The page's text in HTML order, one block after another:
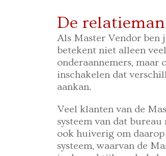
De
Als Master Vendor ben
betekent niet alleen
onderaannemers, maar
inschakelen dat
aankan.
Veel klanten van de
systeem van dat
ook huiverig om daarop
systeem, waarvan de